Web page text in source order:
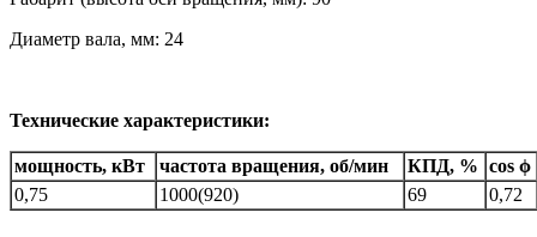
Диаметр вала, мм: 24
Технические характеристики:
мощность, кВт частота вращения, об/мин КПД, % cos ϕ
0,75
1000(920) 69 0,72